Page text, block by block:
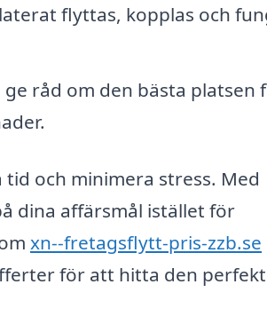
flyttas, kopplas och
råd om den bästa platsen
och minimera stress. Med
dina affärsmål istället för
xn--fretagsflytt-pris-zzb.se
för att hitta den